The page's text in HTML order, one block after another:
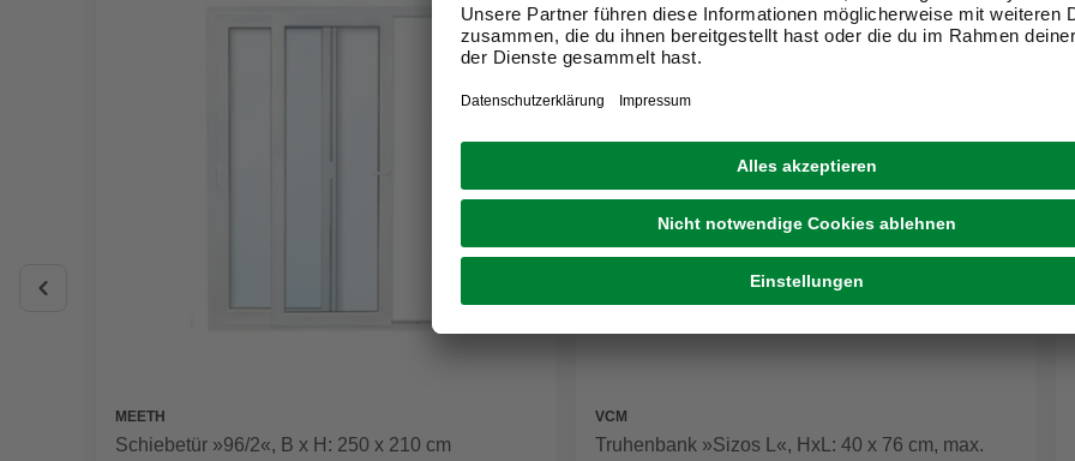
MEETH
Schiebetür »96/2«, B x H: 250 x 210 cm
VCM
Truhenbank »Sizos L«, HxL: 40 x 76 cm, max.